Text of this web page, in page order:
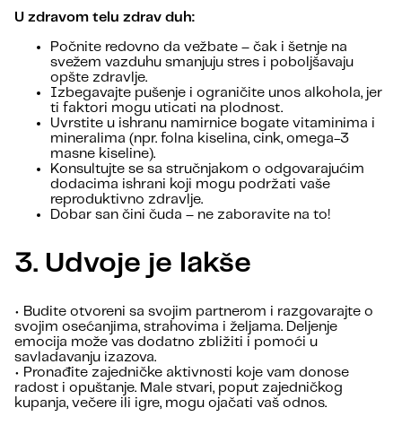
U zdravom telu zdrav duh:
Počnite redovno da vežbate – čak i šetnje na
svežem vazduhu smanjuju stres i poboljšavaju
opšte zdravlje.
Izbegavajte pušenje i ograničite unos alkohola, jer
ti faktori mogu uticati na plodnost.
Uvrstite u ishranu namirnice bogate vitaminima i
mineralima (npr. folna kiselina, cink, omega-3
masne kiseline).
Konsultujte se sa stručnjakom o odgovarajućim
dodacima ishrani koji mogu podržati vaše
reproduktivno zdravlje.
Dobar san čini čuda – ne zaboravite na to!
3. Udvoje je lakše
• Budite otvoreni sa svojim partnerom i razgovarajte o
svojim osećanjima, strahovima i željama. Deljenje
emocija može vas dodatno zbližiti i pomoći u
savladavanju izazova.
• Pronađite zajedničke aktivnosti koje vam donose
radost i opuštanje. Male stvari, poput zajedničkog
kupanja, večere ili igre, mogu ojačati vaš odnos.